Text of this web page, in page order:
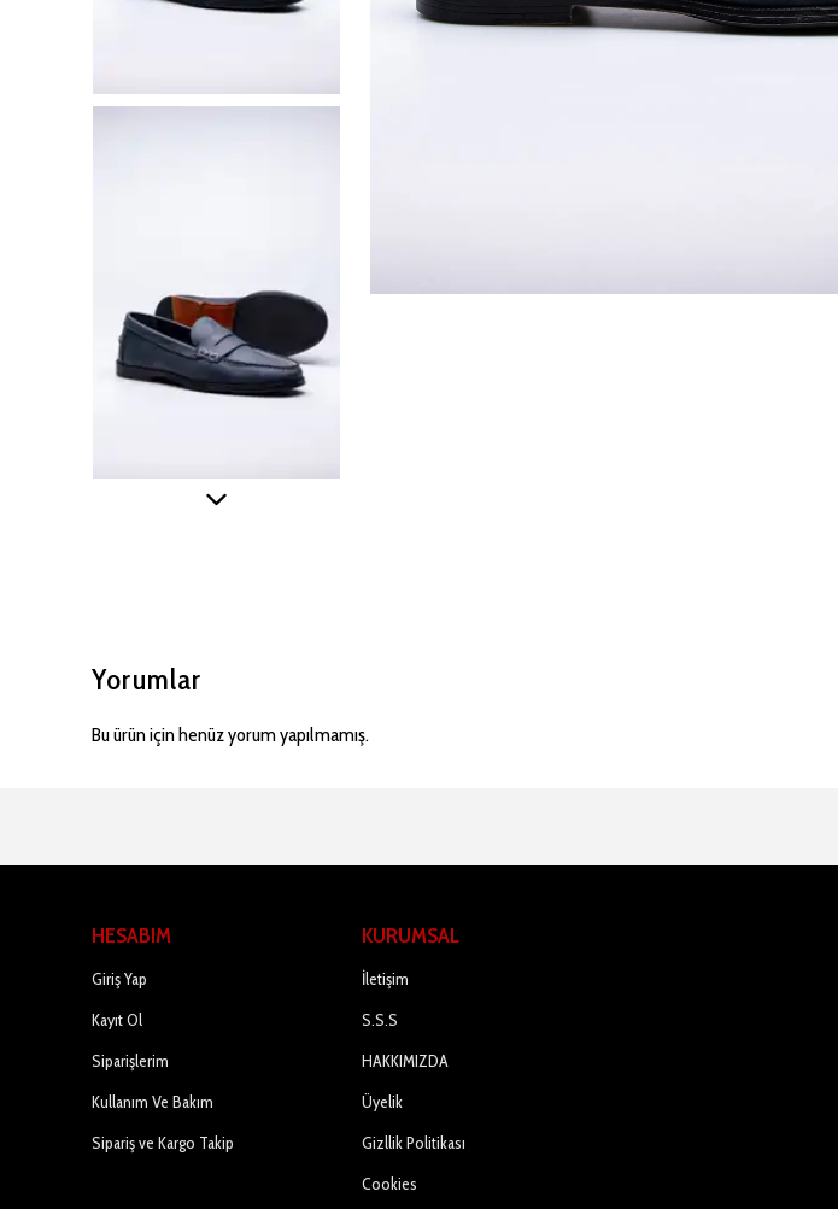
Yorumlar
Bu ürün için henüz yorum yapılmamış.
HESABIM
Giriş Yap
Kayıt Ol
Siparişlerim
Kullanım Ve Bakım
Sipariş ve Kargo Takip
KURUMSAL
İletişim
S.S.S
HAKKIMIZDA
Üyelik
Gizllik Politikası
Cookies